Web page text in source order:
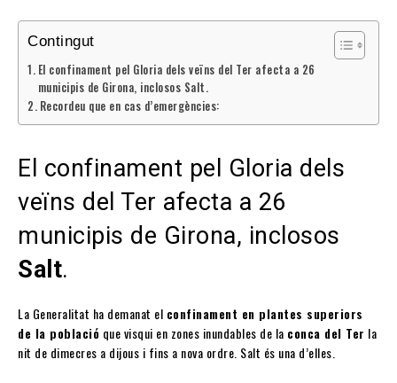
Contingut
El confinament pel Gloria dels veïns del Ter afecta a 26
municipis de Girona, inclosos Salt.
Recordeu que en cas d’emergències:
El confinament pel Gloria dels
veïns del Ter afecta a 26
municipis de Girona, inclosos
Salt.
La Generalitat ha demanat el confinament en plantes superiors
de la població que visqui en zones inundables de la conca del Ter la
nit de dimecres a dijous i fins a nova ordre. Salt és una d’elles.